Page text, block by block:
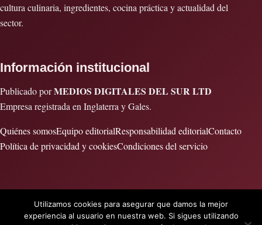
cultura culinaria, ingredientes, cocina práctica y actualidad del
sector.
Información institucional
Publicado porMEDIOS DIGITALES DEL SUR LTD
Empresa registrada en Inglaterra y Gales.
Quiénes somosEquipo editorialResponsabilidad editorialContacto
Política de privacidad y cookiesCondiciones del servicio
© 2026 Cocinar es vida · Publicado por MEDIOS DIGITALES DEL
SUR LTD · Empresa registrada en Inglaterra y Gales.
Utilizamos cookies para asegurar que damos la mejor
experiencia al usuario en nuestra web. Si sigues utilizando